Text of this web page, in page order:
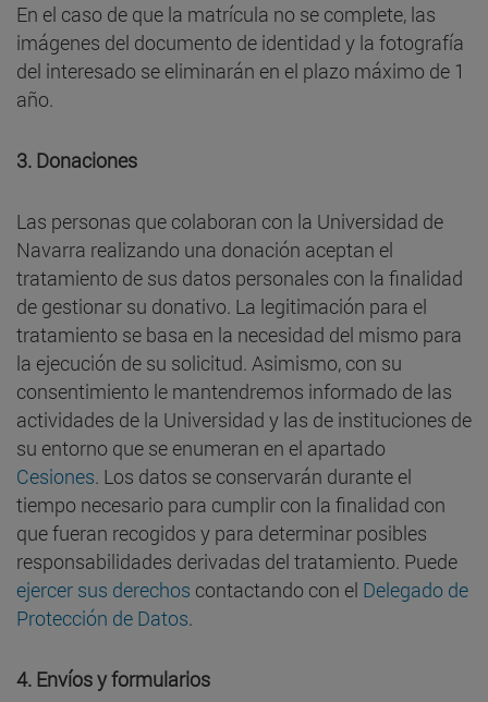
En el caso de que la matrícula no se complete, las
imágenes del documento de identidad y la fotografía
del interesado se eliminarán en el plazo máximo de 1
año.
3. Donaciones
Las personas que colaboran con la Universidad de
Navarra realizando una donación aceptan el
tratamiento de sus datos personales con la finalidad
de gestionar su donativo. La legitimación para el
tratamiento se basa en la necesidad del mismo para
la ejecución de su solicitud. Asimismo, con su
consentimiento le mantendremos informado de las
actividades de la Universidad y las de instituciones de
su entorno que se enumeran en el apartado
Cesiones. Los datos se conservarán durante el
tiempo necesario para cumplir con la finalidad con
que fueran recogidos y para determinar posibles
responsabilidades derivadas del tratamiento. Puede
ejercer sus derechos contactando con el Delegado de
Protección de Datos.
4. Envíos y formularios